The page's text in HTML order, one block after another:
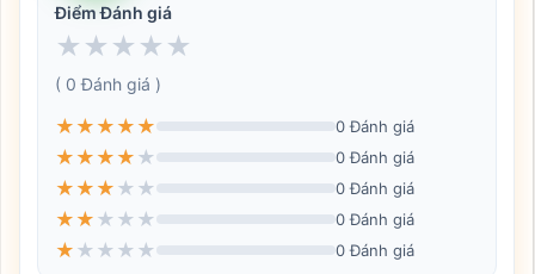
Điểm Đánh giá
★ ★ ★ ★ ★
( 0 Đánh giá )
★ ★ ★ ★ ★ 0 Đánh giá
★ ★ ★ ★ ★ 0 Đánh giá
★ ★ ★ ★ ★ 0 Đánh giá
★ ★ ★ ★ ★ 0 Đánh giá
★ ★ ★ ★ ★ 0 Đánh giá